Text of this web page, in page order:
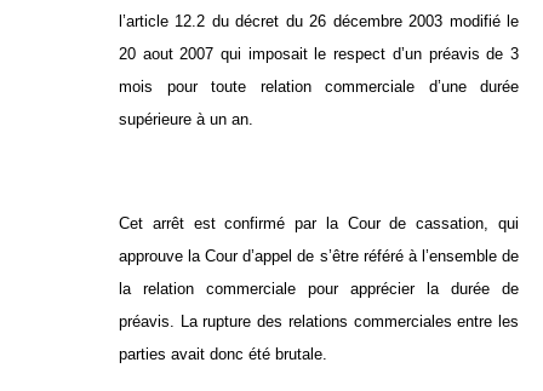
l’article 12.2 du décret du 26 décembre 2003 modifié le
20 aout 2007 qui imposait le respect d’un préavis de 3
mois pour toute relation commerciale d’une durée
supérieure à un an.
Cet arrêt est confirmé par la Cour de cassation, qui
approuve la Cour d’appel de s’être référé à l’ensemble de
la relation commerciale pour apprécier la durée de
préavis. La rupture des relations commerciales entre les
parties avait donc été brutale.